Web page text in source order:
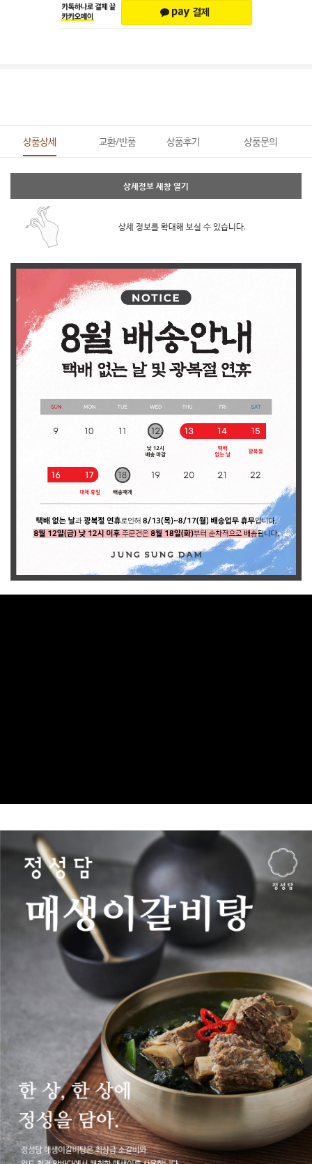
상품상세 교환/반품 상품후기 상품문의
상세정보 새창 열기
상세 정보를 확대해 보실 수 있습니다.